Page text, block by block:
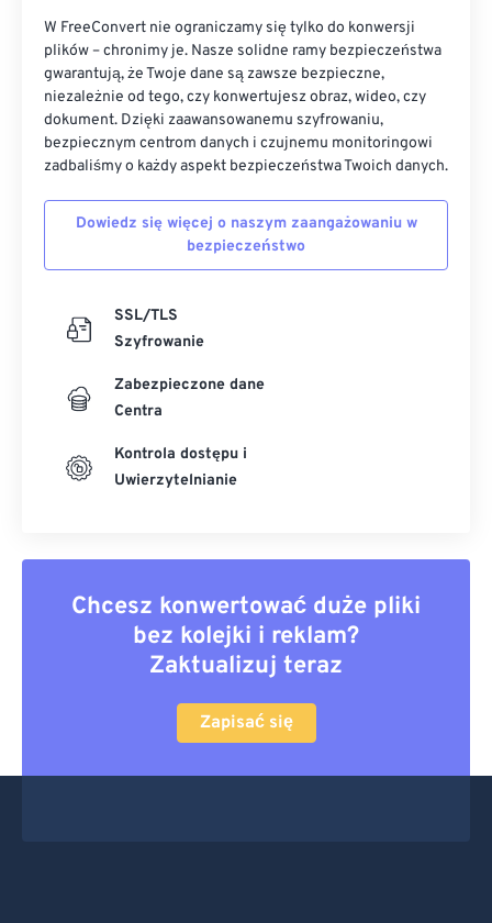
W FreeConvert nie ograniczamy się tylko do konwersji
plików – chronimy je. Nasze solidne ramy bezpieczeństwa
gwarantują, że Twoje dane są zawsze bezpieczne,
niezależnie od tego, czy konwertujesz obraz, wideo, czy
dokument. Dzięki zaawansowanemu szyfrowaniu,
bezpiecznym centrom danych i czujnemu monitoringowi
zadbaliśmy o każdy aspekt bezpieczeństwa Twoich danych.
Dowiedz się więcej o naszym zaangażowaniu w
bezpieczeństwo
SSL/TLS
Szyfrowanie
Zabezpieczone dane
Centra
Kontrola dostępu i
Uwierzytelnianie
Chcesz konwertować duże pliki
bez kolejki i reklam?
Zaktualizuj teraz
Zapisać się